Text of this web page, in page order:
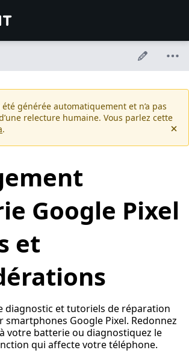
générée automatiquement et n’a pas
relecture humaine. Vous parlez cette
.
Google Pixel
et
diagnostic et tutoriels de réparation
Google Pixel. Redonnez
votre batterie ou diagnostiquez le
qui affecte votre téléphone.